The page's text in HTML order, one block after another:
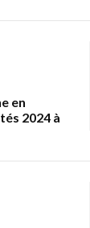
en
2024 à